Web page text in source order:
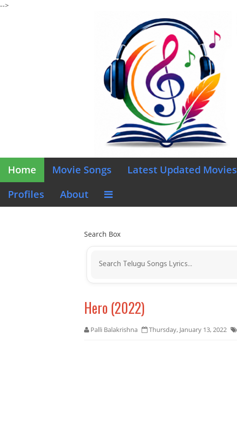
-->
Home Movie Songs Latest Updated Movies
Profiles
About
Search Box
Hero (2022)
Palli Balakrishna Thursday, January 13, 2022